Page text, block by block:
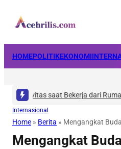
HOMEPOLITIKEKONOMI
saat Bekerja dari Rumah| #2 -
Internasional
Home » Berita » Mengangkat
Mengangkat